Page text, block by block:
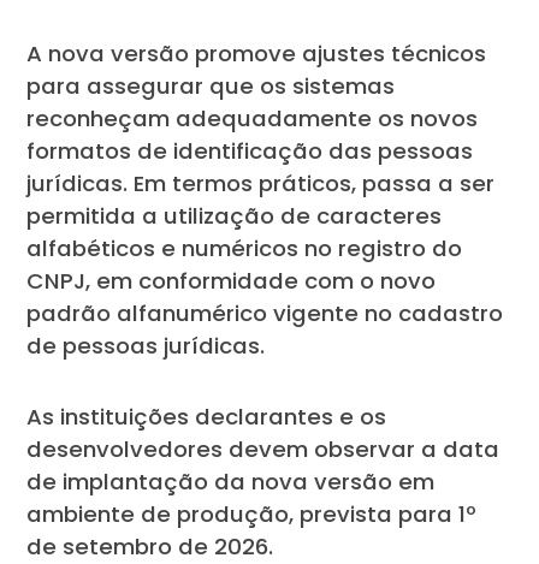
A nova versão promove ajustes técnicos
para assegurar que os sistemas
reconheçam adequadamente os novos
formatos de identificação das pessoas
jurídicas. Em termos práticos, passa a ser
permitida a utilização de caracteres
alfabéticos e numéricos no registro do
CNPJ, em conformidade com o novo
padrão alfanumérico vigente no cadastro
de pessoas jurídicas.
As instituições declarantes e os
desenvolvedores devem observar a data
de implantação da nova versão em
ambiente de produção, prevista para 1º
de setembro de 2026.